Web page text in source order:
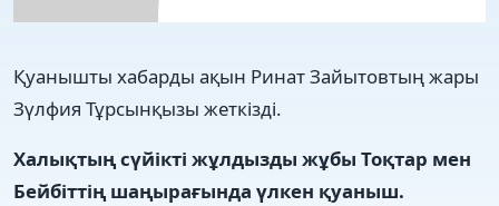
Қуанышты хабарды ақын Ринат Зайытовтың жары
Зүлфия Тұрсынқызы жеткізді.
Халықтың сүйікті жұлдызды жұбы Тоқтар мен
Бейбіттің шаңырағында үлкен қуаныш.